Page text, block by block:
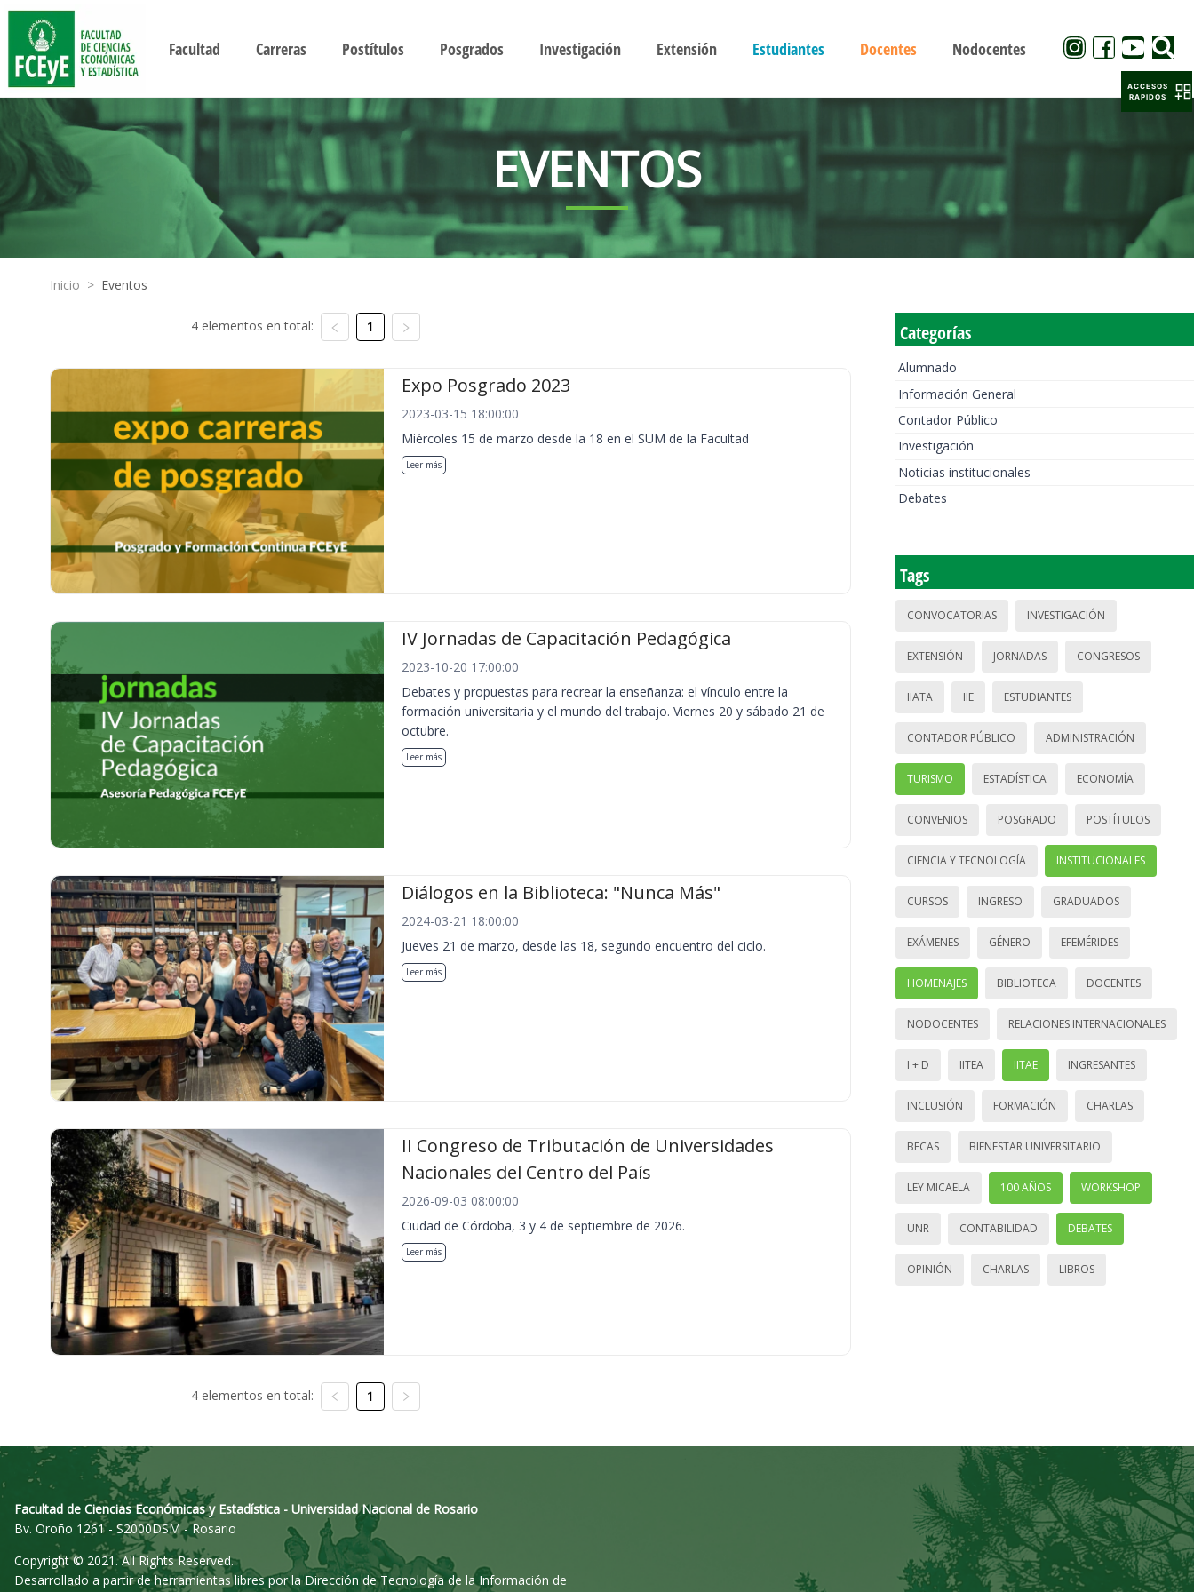
Facultad Carreras Postítulos Posgrados Investigación Extensión Estudiantes Docentes Nodocentes
EVENTOS
Inicio > Eventos
4 elementos en total: 1
Expo Posgrado 2023
2023-03-15 18:00:00
Miércoles 15 de marzo desde la 18 en el SUM de la Facultad
Leer más
IV Jornadas de Capacitación Pedagógica
2023-10-20 17:00:00
Debates y propuestas para recrear la enseñanza: el vínculo entre la
formación universitaria y el mundo del trabajo. Viernes 20 y sábado 21 de
octubre.
Leer más
Diálogos en la Biblioteca: "Nunca Más"
2024-03-21 18:00:00
Jueves 21 de marzo, desde las 18, segundo encuentro del ciclo.
Leer más
II Congreso de Tributación de Universidades
Nacionales del Centro del País
2026-09-03 08:00:00
Ciudad de Córdoba, 3 y 4 de septiembre de 2026.
Leer más
4 elementos en total: 1
Categorías
Alumnado
Información General
Contador Público
Investigación
Noticias institucionales
Debates
Tags
CONVOCATORIAS INVESTIGACIÓN
EXTENSIÓN JORNADAS CONGRESOS
IIATA IIE ESTUDIANTES
CONTADOR PÚBLICO ADMINISTRACIÓN
TURISMO ESTADÍSTICA ECONOMÍA
CONVENIOS POSGRADO POSTÍTULOS
CIENCIA Y TECNOLOGÍA INSTITUCIONALES
CURSOS INGRESO GRADUADOS
EXÁMENES GÉNERO EFEMÉRIDES
HOMENAJES BIBLIOTECA DOCENTES
NODOCENTES RELACIONES INTERNACIONALES
I + D IITEA IITAE INGRESANTES
INCLUSIÓN FORMACIÓN CHARLAS
BECAS BIENESTAR UNIVERSITARIO
LEY MICAELA 100 AÑOS WORKSHOP
UNR CONTABILIDAD DEBATES
OPINIÓN CHARLAS LIBROS
Facultad de Ciencias Económicas y Estadística - Universidad Nacional de Rosario
Bv. Oroño 1261 - S2000DSM - Rosario
Copyright © 2021. All Rights Reserved.
Desarrollado a partir de herramientas libres por la Dirección de Tecnología de la Información de
ACCESOS
RAPIDOS